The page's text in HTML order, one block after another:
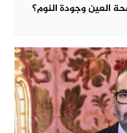
العين وجودة النوم؟